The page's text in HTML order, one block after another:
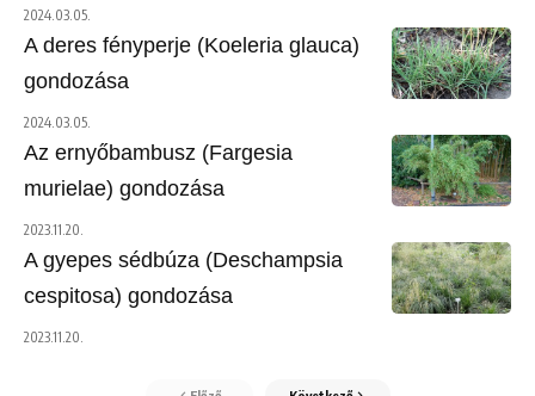
2024.03.05.
A deres fényperje (Koeleria glauca)
gondozása
2024.03.05.
Az ernyőbambusz (Fargesia
murielae) gondozása
2023.11.20.
A gyepes sédbúza (Deschampsia
cespitosa) gondozása
2023.11.20.